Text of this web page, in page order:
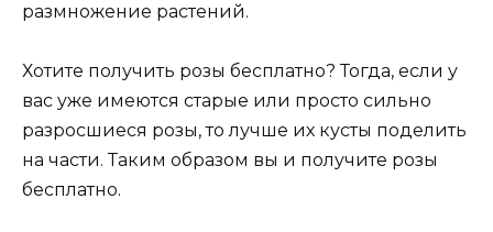
размножение растений.
Хотите получить розы бесплатно? Тогда, если у
вас уже имеются старые или просто сильно
разросшиеся розы, то лучше их кусты поделить
на части. Таким образом вы и получите розы
бесплатно.